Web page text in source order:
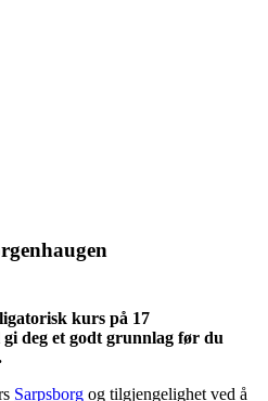
kurs på 17
deg et godt grunnlag før du
Sarpsborg og tilgjengelighet ved å